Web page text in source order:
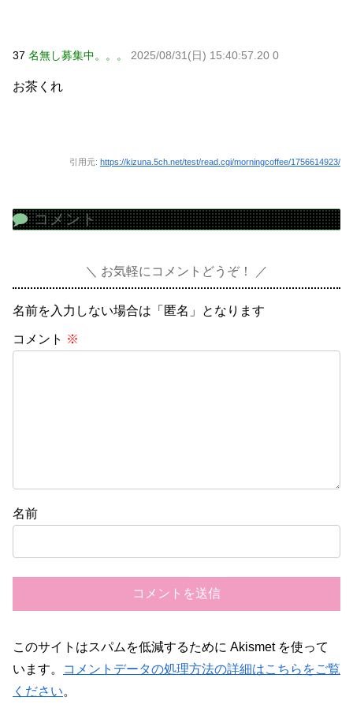
37 名無し募集中。。。 2025/08/31(日) 15:40:57.20 0
お茶くれ
引用元: https://kizuna.5ch.net/test/read.cgi/morningcoffee/1756614923/
コメント
お気軽にコメントどうぞ！
名前を入力しない場合は「匿名」となります
コメント ※
名前
このサイトはスパムを低減するために Akismet を使って
います。
コメントデータの処理方法の詳細はこちらをご覧
ください。